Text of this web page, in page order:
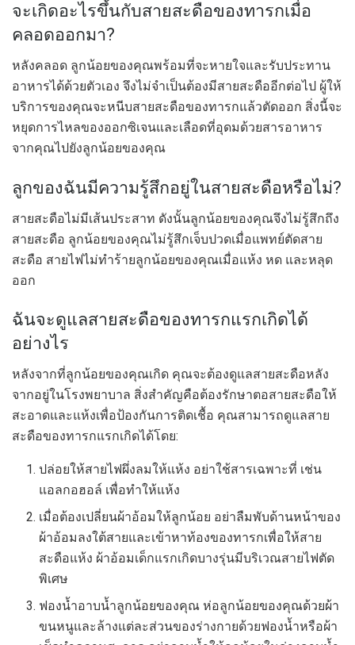
จะเกิดอะไรขึ้นกับสายสะดือของทารกเมื่อ
คลอดออกมา?
หลังคลอด ลูกน้อยของคุณพร้อมที่จะหายใจและรับประทาน
อาหารได้ด้วยตัวเอง จึงไม่จำเป็นต้องมีสายสะดืออีกต่อไป ผู้ให้
บริการของคุณจะหนีบสายสะดือของทารกแล้วตัดออก สิ่งนี้จะ
หยุดการไหลของออกซิเจนและเลือดที่อุดมด้วยสารอาหาร
จากคุณไปยังลูกน้อยของคุณ
ลูกของฉันมีความรู้สึกอยู่ในสายสะดือหรือไม่?
สายสะดือไม่มีเส้นประสาท ดังนั้นลูกน้อยของคุณจึงไม่รู้สึกถึง
สายสะดือ ลูกน้อยของคุณไม่รู้สึกเจ็บปวดเมื่อแพทย์ตัดสาย
สะดือ สายไฟไม่ทำร้ายลูกน้อยของคุณเมื่อแห้ง หด และหลุด
ออก
ฉันจะดูแลสายสะดือของทารกแรกเกิดได้
อย่างไร
หลังจากที่ลูกน้อยของคุณเกิด คุณจะต้องดูแลสายสะดือหลัง
จากอยู่ในโรงพยาบาล สิ่งสำคัญคือต้องรักษาตอสายสะดือให้
สะอาดและแห้งเพื่อป้องกันการติดเชื้อ คุณสามารถดูแลสาย
สะดือของทารกแรกเกิดได้โดย:
ปล่อยให้สายไฟผึ่งลมให้แห้ง อย่าใช้สารเฉพาะที่ เช่น
แอลกอฮอล์ เพื่อทำให้แห้ง
เมื่อต้องเปลี่ยนผ้าอ้อมให้ลูกน้อย อย่าลืมพับด้านหน้าของ
ผ้าอ้อมลงใต้สายและเข้าหาท้องของทารกเพื่อให้สาย
สะดือแห้ง ผ้าอ้อมเด็กแรกเกิดบางรุ่นมีบริเวณสายไฟตัด
พิเศษ
ฟองน้ำอาบน้ำลูกน้อยของคุณ ห่อลูกน้อยของคุณด้วยผ้า
ขนหนูและล้างแต่ละส่วนของร่างกายด้วยฟองน้ำหรือผ้า